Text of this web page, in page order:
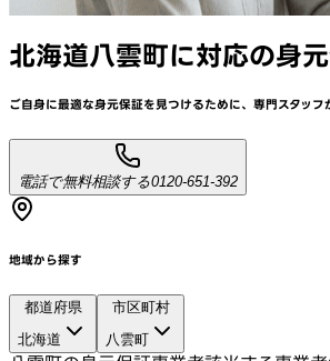
北海道八雲町に対応の身
ご自身に最適な身元保証を見つけるために、 専門スタッフ
電話で無料相談する0120-651-392
地域から探す
都道府県
北海道
市区町村
八雲町